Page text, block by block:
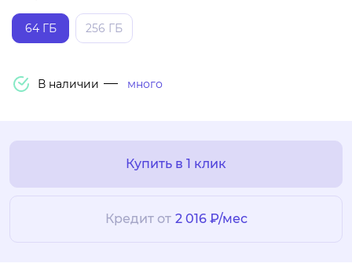
64 ГБ 256 ГБ
Купить в 1 клик
Кредит от 2 016 ₽/мес
В наличии много